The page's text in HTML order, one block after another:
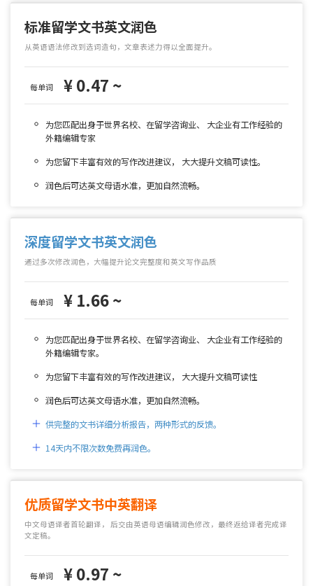
标准留学文书英文润色
从英语语法修改到选词造句，文章表述力得以全面提升。
每单词 ¥ 0.47 ~
为您匹配出身于世界名校、在留学咨询业、 大企业有工作经验的
外籍编辑专家
为您留下丰富有效的写作改进建议， 大大提升文稿可读性。
润色后可达英文母语水准，更加自然流畅。
深度留学文书英文润色
通过多次修改润色，大幅提升论文完整度和英文写作品质
每单词 ¥ 1.66 ~
为您匹配出身于世界名校、在留学咨询业、 大企业有工作经验的
外籍编辑专家。
为您留下丰富有效的写作改进建议， 大大提升文稿可读性
润色后可达英文母语水准，更加自然流畅。
供完整的文书详细分析报告，两种形式的反馈。
14天内不限次数免费再润色。
优质留学文书中英翻译
中文母语译者首轮翻译， 后交由英语母语编辑润色修改，最终返给译者完成译
文定稿。
每单词 ¥ 0.97 ~